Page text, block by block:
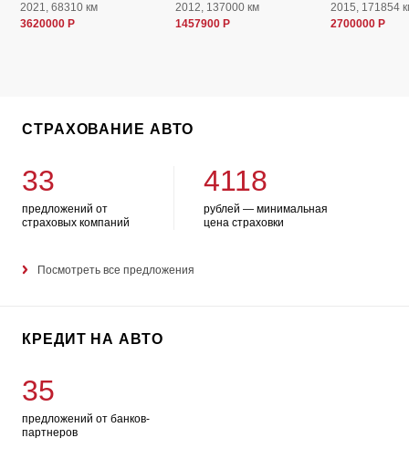
2021, 68310 км
3620000 Р
2012, 137000 км
1457900 Р
2015, 171854
2700000 Р
СТРАХОВАНИЕ АВТО
33
предложений от
страховых компаний
4118
рублей — минимальная
цена страховки
Посмотреть все предложения
КРЕДИТ НА АВТО
35
предложений от банков-
партнеров